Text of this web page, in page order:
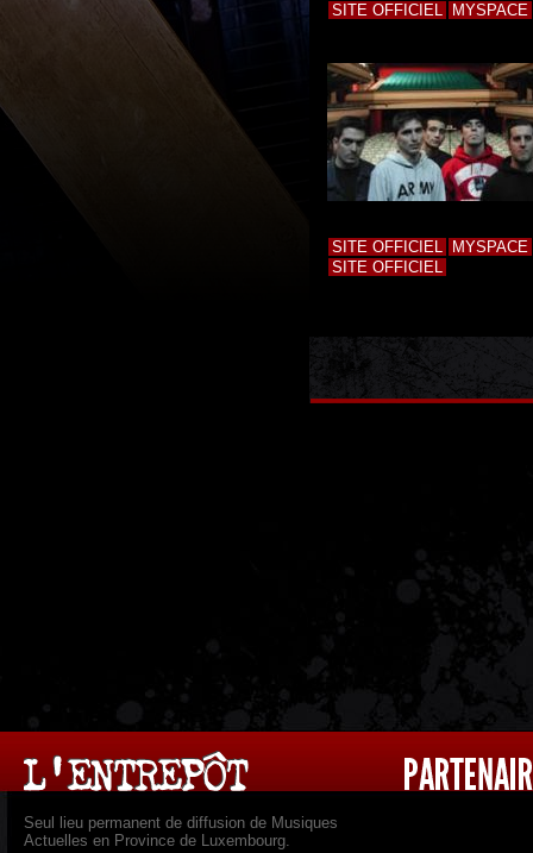
SITE OFFICIEL MYSPACE
SITE OFFICIEL
MYSPACE
SITE OFFICIEL
Seul lieu permanent de diffusion de Musiques
Actuelles en Province de Luxembourg.